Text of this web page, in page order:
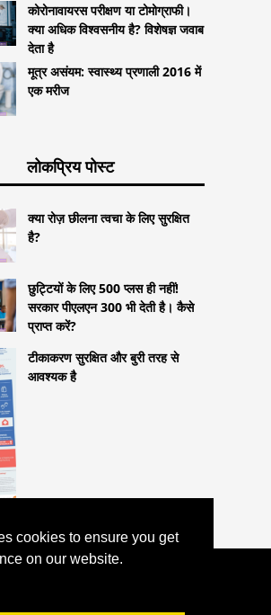
cookies to ensure you get
on our website.
कोरोनावायरस परीक्षण या टोमोग्राफी।
क्या अधिक विश्वसनीय है? विशेषज्ञ जवाब
देता है
मूत्र असंयम: स्वास्थ्य प्रणाली 2016 में
एक मरीज
लोकप्रिय पोस्ट
क्या रोज़ छीलना त्वचा के लिए सुरक्षित
है?
छुट्टियों के लिए 500 प्लस ही नहीं!
सरकार पीएलएन 300 भी देती है। कैसे
प्राप्त करें?
टीकाकरण सुरक्षित और बुरी तरह से
आवश्यक है
लेकिन कोई परमिट नहीं!